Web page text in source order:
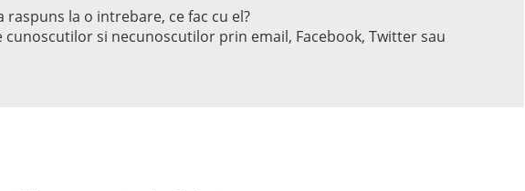
raspuns la o intrebare, ce fac cu el?
si necunoscutilor prin email, Facebook, Twitter sau